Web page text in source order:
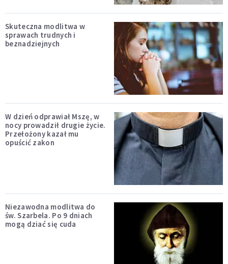
Skuteczna modlitwa w
sprawach trudnych i
beznadziejnych
W dzień odprawiał Mszę, w
nocy prowadził drugie życie.
Przełożony kazał mu
opuścić zakon
Niezawodna modlitwa do
św. Szarbela. Po 9 dniach
mogą dziać się cuda